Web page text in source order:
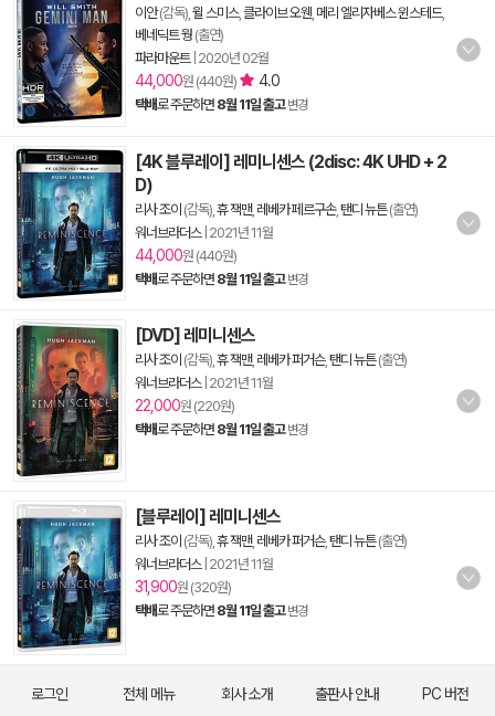
이안(감독), 윌 스미스, 클라이브 오웬 메리 엘리자베스 윈스테드,
베네딕트 웡 (출연)
파라마운트| 2020년 02월
44,000원 (440원) 4.0
택배로 주문하면 8월 11일 출고 변경
[4K 블루레이] 레미니센스 (2disc: 4K UHD + 2
D)
리사 조이 (감독), 휴 잭맨, 레베카 페르구손, 탠디 뉴튼(출연)
워너브라더스| 2021년 11월
44,000원 (440원)
택배로 주문하면 8월 11일 출고 변경
[DVD] 레미니센스
리사 조이 (감독), 휴 잭맨, 레베카 퍼거슨, 탠디 뉴튼(출연)
워너브라더스| 2021년 11월
22,000원 (220원)
택배로 주문하면 8월 11일 출고 변경
[블루레이] 레미니센스
리사 조이 (감독), 휴 잭맨, 레베카 퍼거슨, 탠디 뉴튼(출연)
워너브라더스| 2021년 11월
31,900원 (320원)
택배로 주문하면 8월 11일 출고 변경
로그인 전체 메뉴 회사 소개 출판사 안내 PC 버전